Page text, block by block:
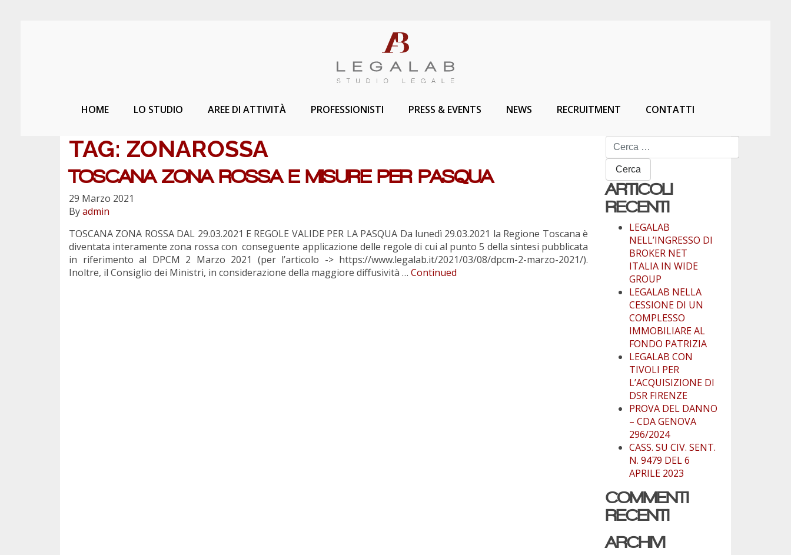
HOME LO STUDIO AREE DI ATTIVITÀ PROFESSIONISTI PRESS & EVENTS NEWS RECRUITMENT CONTATTI
TAG: ZONAROSSA
TOSCANA ZONA ROSSA E MISURE PER PASQUA
29 Marzo 2021
Byadmin
TOSCANA ZONA ROSSA DAL 29.03.2021 E REGOLE VALIDE PER LA PASQUA Da lunedì 29.03.2021 la Regione Toscana è
diventata interamente zona rossa con conseguente applicazione delle regole di cui al punto 5 della sintesi pubblicata
in riferimento al DPCM 2 Marzo 2021 (per l’articolo -> https://www.legalab.it/2021/03/08/dpcm-2-marzo-2021/).
Inoltre, il Consiglio dei Ministri, in considerazione della maggiore diffusività … Continued
ARTICOLI
RECENTI
LEGALAB
NELL’INGRESSO DI
BROKER NET
ITALIA IN WIDE
GROUP
LEGALAB NELLA
CESSIONE DI UN
COMPLESSO
IMMOBILIARE AL
FONDO PATRIZIA
LEGALAB CON
TIVOLI PER
L’ACQUISIZIONE DI
DSR FIRENZE
PROVA DEL DANNO
– CDA GENOVA
296/2024
CASS. SU CIV. SENT.
N. 9479 DEL 6
APRILE 2023
COMMENTI
RECENTI
ARCHIVI